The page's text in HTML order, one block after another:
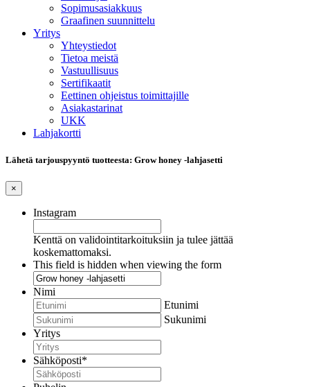
Sopimusasiakkuus
Graafinen suunnittelu
Yritys
Yhteystiedot
Tietoa meistä
Vastuullisuus
Sertifikaatit
Eettinen ohjeistus toimittajille
Asiakastarinat
UKK
Lahjakortti
Lähetä tarjouspyyntö tuotteesta: Grow honey -lahjasetti
×
Instagram
Kenttä on validointitarkoituksiin ja tulee jättää
koskemattomaksi.
This field is hidden when viewing the form
Nimi
Etunimi
Sukunimi
Yritys
Sähköposti*